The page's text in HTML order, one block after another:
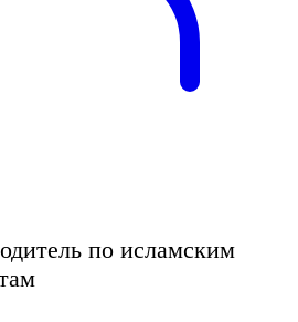
по исламским